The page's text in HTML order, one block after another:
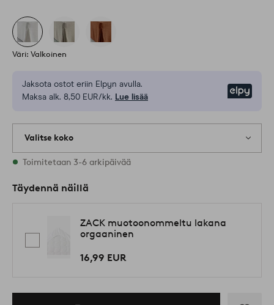
Väri: Valkoinen
Jaksota ostot eriin Elpyn avulla.
Maksa alk. 8,50 EUR/kk. Lue lisää
Valitse koko
Varastossa on kaikkia kokoja
Toimitetaan 3-6 arkipäivää
Täydennä näillä
ZACK muotoonommeltu lakana
orgaaninen
16,99 EUR